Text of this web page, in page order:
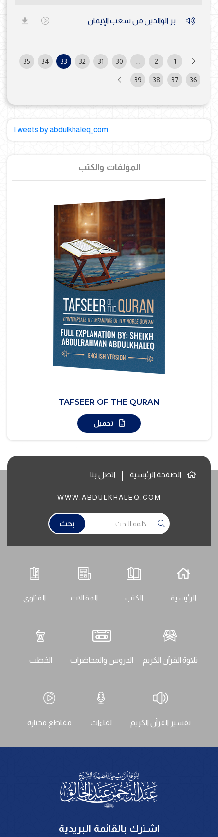
بر الوالدين من شعب الإيمان
1
2
30
31
32
33
34
35
36
37
38
39
Tweets by abdulkhaleq_com
المؤلفات والكتب
TAFSEER OF THE QURAN
تحميل
الصفحة الرئيسية اتصل بنا
WWW.ABDULKHALEQ.COM
بحث
الرئيسية الكتب المقالات الفتاوى
تلاوة القرآن الكريم الدروس والمحاضرات الخطب
تفسير القرآن الكريم لقاءات مقاطع مختارة
اشترك بالقائمة البريدية